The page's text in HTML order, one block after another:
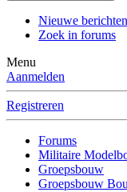
Nieuwe berichten
Zoek in forums
Menu
Aanmelden
Registreren
Forums
Militaire
Groepsbouw
Groepsbouw